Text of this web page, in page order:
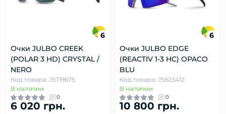
6
Очки JULBO CREEK
(POLAR 3 HD) CRYSTAL /
NERO
Код товара: J5719675
В наличии
0
6 020 грн.
6
Очки JULBO EDGE
(REACTIV 1-3 HC) OPACO
BLU
Код товара: J5623412
В наличии
0
10 800 грн.